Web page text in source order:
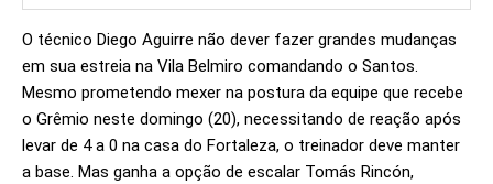
O técnico Diego Aguirre não dever fazer grandes mudanças
em sua estreia na Vila Belmiro comandando o Santos.
Mesmo prometendo mexer na postura da equipe que recebe
o Grêmio neste domingo (20), necessitando de reação após
levar de 4 a 0 na casa do Fortaleza, o treinador deve manter
a base. Mas ganha a opção de escalar Tomás Rincón,